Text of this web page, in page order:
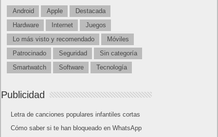
Android Apple
Destacada
Hardware
Internet
Juegos
Lo más visto y recomendado
Móviles
Patrocinado
Seguridad
Sin categoría
Smartwatch
Software Tecnología
Publicidad
Letra de canciones populares infantiles cortas
Cómo saber si te han bloqueado en WhatsApp